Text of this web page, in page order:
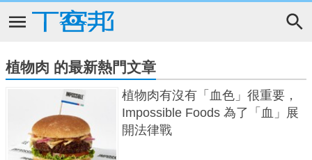
植物肉 的最新熱門文章
植物肉有沒有「血色」很重要，
Impossible Foods 為了「血」展
開法律戰